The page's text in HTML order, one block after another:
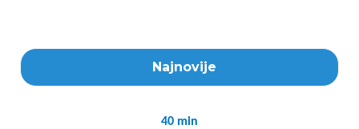
Najnovije
40 min